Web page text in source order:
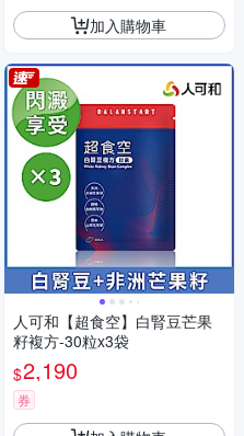
加入購物車
人可和【超食空】白腎豆芒果
籽複方-30粒x3袋
$2,190
券